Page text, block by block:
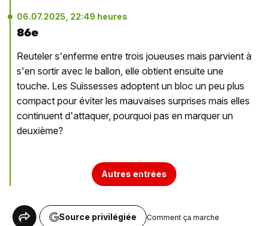
06.07.2025, 22:49 heures
86e
Reuteler s'enferme entre trois joueuses mais parvient à
s'en sortir avec le ballon, elle obtient ensuite une
touche. Les Suissesses adoptent un bloc un peu plus
compact pour éviter les mauvaises surprises mais elles
continuent d'attaquer, pourquoi pas en marquer un
deuxième?
Autres entrées
Source privilégiée Comment ça marche